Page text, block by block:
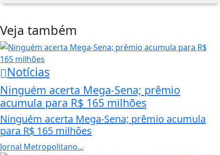
Veja também
Notícias
Ninguém acerta Mega-Sena; prêmio
acumula para R$ 165 milhões
Ninguém acerta Mega-Sena; prêmio acumula
para R$ 165 milhões
Jornal Metropolitano...